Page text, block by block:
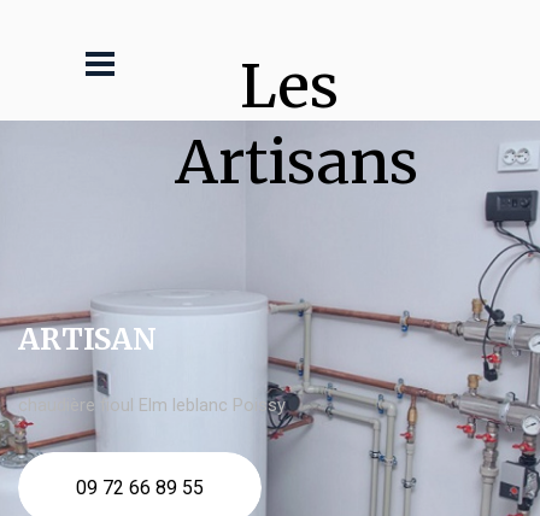
Les
Artisans
ARTISAN
chaudière fioul Elm leblanc Poissy
09 72 66 89 55